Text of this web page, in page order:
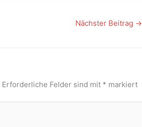
Nächster Beitrag →
Erforderliche Felder sind mit * markiert